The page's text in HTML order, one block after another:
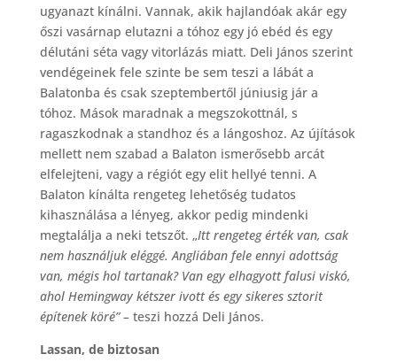
ugyanazt kínálni. Vannak, akik hajlandóak akár egy
őszi vasárnap elutazni a tóhoz egy jó ebéd és egy
délutáni séta vagy vitorlázás miatt. Deli János szerint
vendégeinek fele szinte be sem teszi a lábát a
Balatonba és csak szeptembertől júniusig jár a
tóhoz. Mások maradnak a megszokottnál, s
ragaszkodnak a standhoz és a lángoshoz. Az újítások
mellett nem szabad a Balaton ismerősebb arcát
elfelejteni, vagy a régiót egy elit hellyé tenni. A
Balaton kínálta rengeteg lehetőség tudatos
kihasználása a lényeg, akkor pedig mindenki
megtalálja a neki tetszőt. „Itt rengeteg érték van, csak
nem használjuk eléggé. Angliában fele ennyi adottság
van, mégis hol tartanak? Van egy elhagyott falusi viskó,
ahol Hemingway kétszer ivott és egy sikeres sztorit
építenek köré” – teszi hozzá Deli János.
Lassan, de biztosan